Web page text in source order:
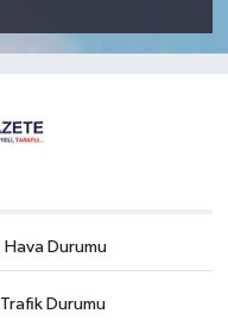
Hava Durumu
Trafik Durumu